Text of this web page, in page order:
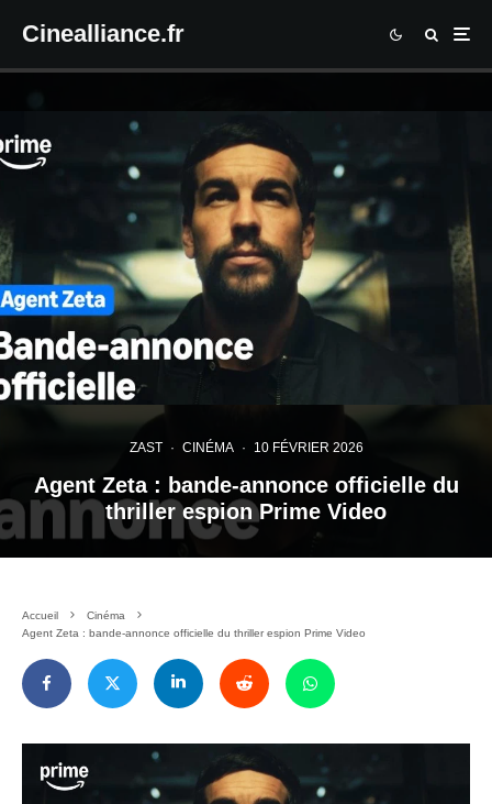
Cinealliance.fr
ZAST · CINÉMA · 10 FÉVRIER 2026
Agent Zeta : bande-annonce officielle du
thriller espion Prime Video
Accueil
Cinéma
Agent Zeta : bande-annonce officielle du thriller espion Prime Video